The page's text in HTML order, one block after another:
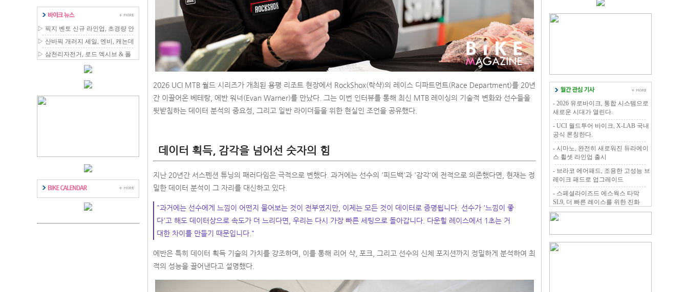
▷ 픽지 벤토 신규 라인업, 초경량 안
장 국내 출시
▷ 산바픽 개러지 세일, 엔비, 캐논데
일 등 최대 80% 할인
▷ 삼천리자전거, 로드 엑시브 & 폴
2026 UCI MTB 월드 시리즈가 개최된 용평 리조트 현장에서 RockShox(락샥)의 레이스 디파트먼트(Race Department)를 20년
간 이끌어온 베테랑, 에반 워너(Evan Warner)를 만났다. 그는 이번 인터뷰를 통해 최신 MTB 레이싱의 기술적 변화와 선수들을
뒷받침하는 데이터 분석의 중요성, 그리고 일반 라이더들을 위한 현실인 조언을 공유했다.
데이터 획득, 감각을 넘어선 숫자의 힘
지난 20년간 서스펜션 튜닝의 패러다임은 극적으로 변했다. 과거에는 선수의 '피드백'과 '감각'에 전적으로 의존했다면, 현재는 정
밀한 데이터 분석이 그 자리를 대신하고 있다.
"과거에는 선수에게 느낌이 어떤지 물어보는 것이 전부였지만, 이제는 모든 것이 데이터로 증명됩니다. 선수가 '느낌이 좋
다'고 해도 데이터상으로 속도가 더 느리다면, 우리는 다시 가장 빠른 세팅으로 돌아갑니다. 다운힐 레이스에서 1초는 거
대한 차이를 만들기 때문입니다."
에반은 특히 데이터 획득 기술의 가치를 강조하며, 이를 통해 리어 샥, 포크, 그리고 선수의 신체 포지션까지 정밀하게 분석하여 최
적의 성능을 끌어낸다고 설명했다.
- 2026 유로바이크, 통합 시스템으로
새로운 시대가 열린다.
- UCI 월드투어 바이크, X-LAB 국내
공식 론칭한다.
- 시마노, 완전히 새로워진 듀라에이
스 휠셋 라인업 출시
- 브라코 에어패드, 조용한 고성능 브
레이크 패드로 업그레이드
- 스페셜라이즈드 에스웍스 타막
SL9, 더 빠른 레이스를 위한 진화